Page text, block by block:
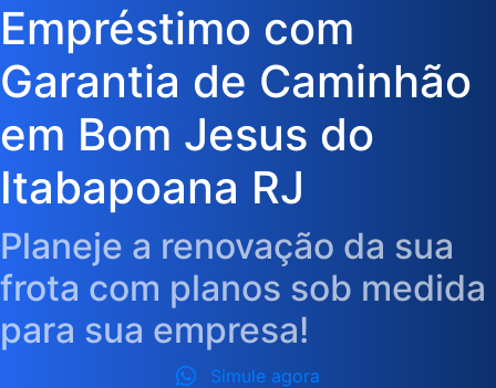
Empréstimo com
Garantia de Caminhão
em Bom Jesus do
Itabapoana RJ
Planeje a renovação da sua
frota com planos sob medida
para sua empresa!
Simule agora